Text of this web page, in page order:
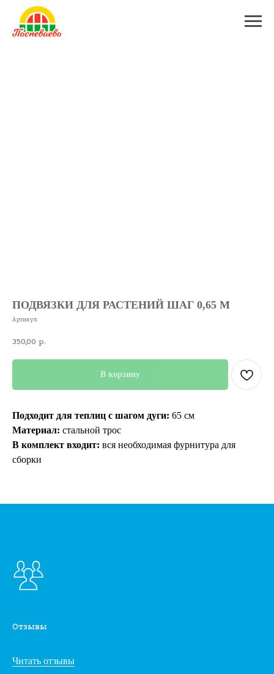
ПОДВЯЗКИ ДЛЯ РАСТЕНИЙ ШАГ 0,65 М
Артикул:
350,00 р.
В корзину
Подходит для теплиц с шагом дуги: 65 см
Материал: стальной трос
В комплект входит: вся необходимая фурнитура для
сборки
Отзывы
Читать отзывы